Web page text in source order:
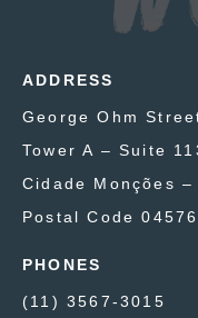
ADDRESS
George Ohm
Tower A – Suite
Cidade Monções
Postal Code
PHONES
(11) 3567-3015